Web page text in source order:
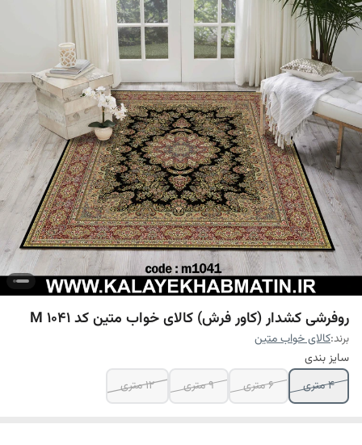
روفرشی کشدار (کاور فرش) کالای خواب متین کد M 1041
برند:کالای خواب متین
سایز بندی
4 متری
6 متری 9 متری 12 متری